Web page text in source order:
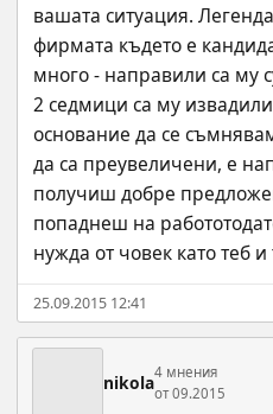
вашата ситуация.
фирмата където е
много - направили са му
2 седмици са му
основание да се
да са преувеличени, е
получиш добре
попаднеш на
нужда от човек като теб
25.09.2015 12:41
nikola4 мнения
от 09.2015